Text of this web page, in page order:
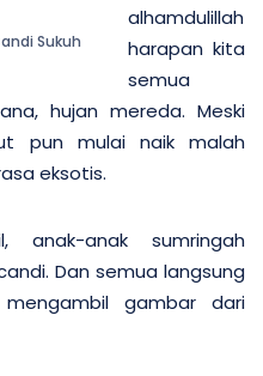
Sukuh
alhamdulillah
harapan kita
semua
hujan mereda. Meski
pun mulai naik malah
eksotis.
anak sumringah
Dan semua langsung
gambar dari